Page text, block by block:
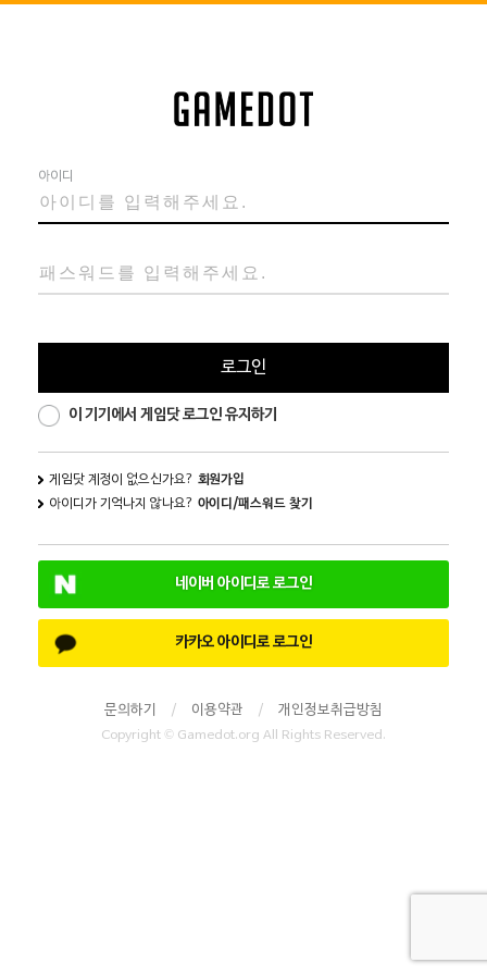
아이디
로그인
이 기기에서 게임닷 로그인 유지하기
게임닷 계정이 없으신가요? 회원가입
아이디가 기억나지 않나요? 아이디/패스워드 찾기
네이버 아이디로 로그인
카카오 아이디로 로그인
문의하기 / 이용약관 /
개인정보취급방침
Copyright © Gamedot.org All Rights Reserved.